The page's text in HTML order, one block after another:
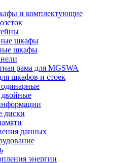
и комплектующие
шкафы
шкафы
рама для MGSWA
шкафов и стоек
диски
данных
энергии